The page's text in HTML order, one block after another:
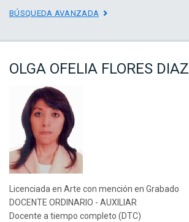
BÚSQUEDA AVANZADA
OLGA OFELIA FLORES DIAZ
Licenciada en Arte con mención en Grabado
DOCENTE ORDINARIO - AUXILIAR
Docente a tiempo completo (DTC)